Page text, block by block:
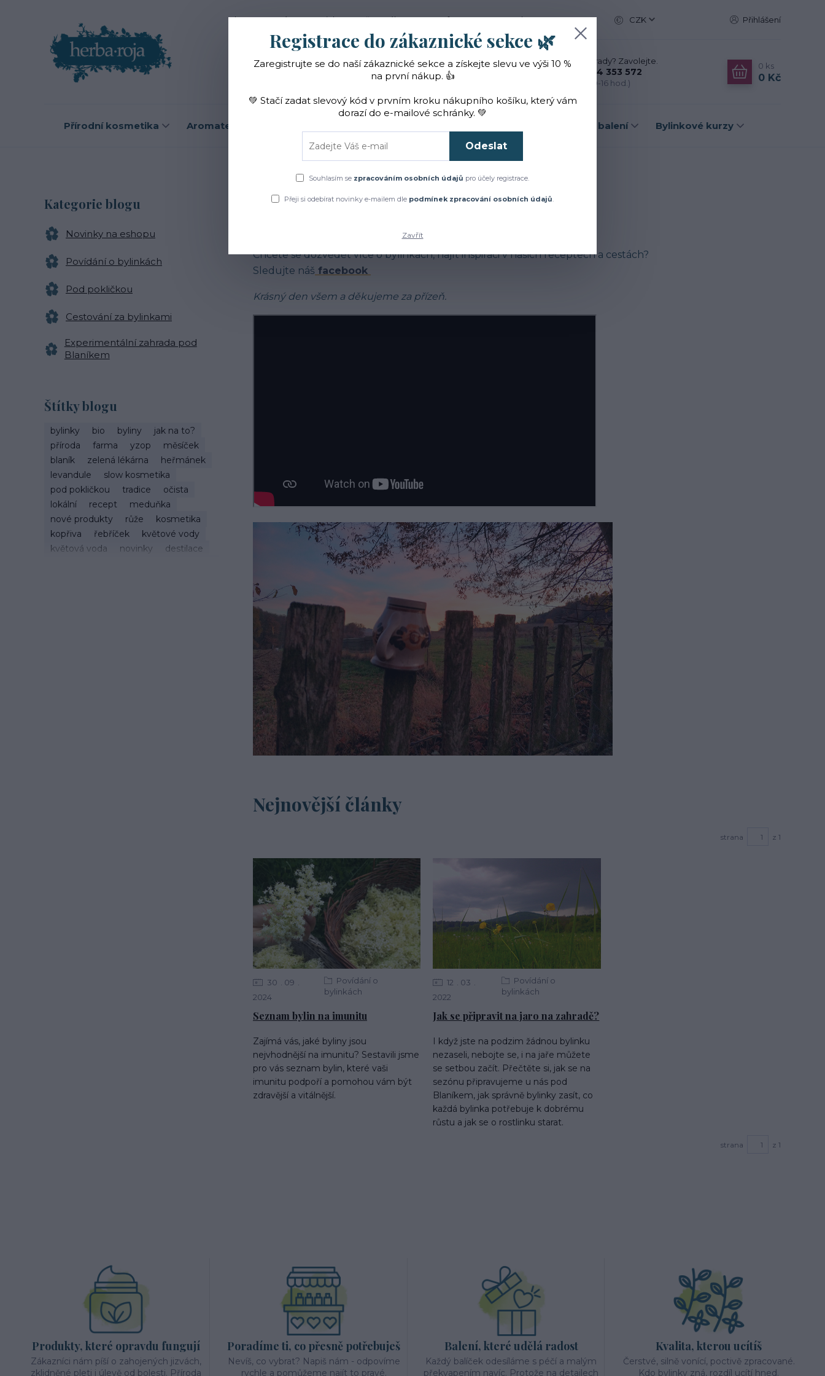
Blog O nás Novinky Vše o nákupu Reference Kontakt CZK Přihlášení
Hledat
Nevíte si rady? Zavolejte.
+420 774 353 572
(Po-Pá, 10-16 hod.)
0 ks
0 Kč
Přírodní kosmetika Aromaterapie Dárková balení Bylinkové kurzy
Úvod Blog
Kategorie blogu
Novinky na eshopu
Povídání o bylinkách
Pod pokličkou
Cestování za bylinkami
Experimentální zahrada pod
Blaníkem
Štítky blogu
bylinky bio byliny
jak na to?
příroda
farma yzop
měsíček
blaník
zelená lékárna
heřmánek
levandule
slow kosmetika
pod pokličkou
tradice
očista
lokální
recept
meduňka
nové produkty
růže
kosmetika
kopřiva
řebříček
květové vody
květová voda
novinky
destilace
Blog
Chcete se dozvědět více o bylinkách, najít inspiraci v našich receptech a cestách?
Sledujte náš facebook
Krásný den všem a děkujeme za přízeň.
Nejnovější články
strana z 1
Seznam bylin na imunitu
30
09
2024
Povídání o
bylinkách
Zajímá vás, jaké byliny jsou
nejvhodnější na imunitu? Sestavili jsme
pro vás seznam bylin, které vaši
imunitu podpoří a pomohou vám být
zdravější a vitálnější.
Jak se připravit na jaro na zahradě?
12
03
2022
Povídání o
bylinkách
I když jste na podzim žádnou bylinku
nezaseli, nebojte se, i na jaře můžete
se setbou začít. Přečtěte si, jak se na
sezónu připravujeme u nás pod
Blaníkem, jak správně bylinky zasít, co
každá bylinka potřebuje k dobrému
růstu a jak se o rostlinku starat.
strana z 1
Produkty, které opravdu fungují
Zákazníci nám píší o zahojených jizvách,
zklidněné pleti i úlevě od bolesti. Příroda
Poradíme ti, co přesně potřebuješ
Nevíš, co vybrat? Napiš nám - odpovíme
rychle a pomůžeme najít to pravé.
Balení, které udělá radost
Každý balíček odesíláme s péčí a malým
překvapením navíc. Protože na detailech
Kvalita, kterou ucítíš
Čerstvé, silně vonící, poctivě zpracované.
Kdo bylinky zná, rozdíl ucítí hned.
Registrace do zákaznické sekce 🌿
Zaregistrujte se do naší zákaznické sekce a získejte slevu ve výši 10 %
na první nákup. 👍
💚 Stačí zadat slevový kód v prvním kroku nákupního košíku, který vám
dorazí do e-mailové schránky. 💚
Odeslat
Souhlasím se zpracováním osobních údajů pro účely registrace.
Přeji si odebírat novinky e-mailem dle podmínek zpracování osobních údajů.
Zavřít